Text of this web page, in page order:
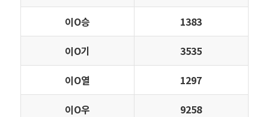
이Ο승 1383
이Ο기 3535
이Ο열 1297
이Ο우 9258